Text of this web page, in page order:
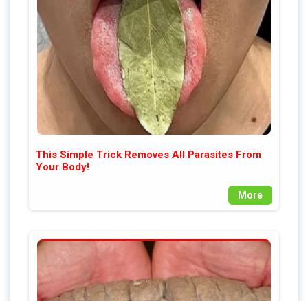
This Simple Trick Removes All Parasites From
Your Body!
More